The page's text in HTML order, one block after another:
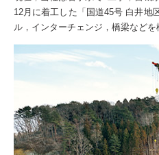
12月に着工した「国道45号 白井地
ル，インターチェンジ，橋梁などを